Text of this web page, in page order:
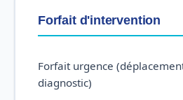
Forfait d'intervention
Forfait urgence
diagnostic)